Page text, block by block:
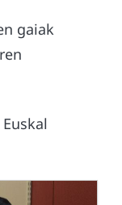
gaiak